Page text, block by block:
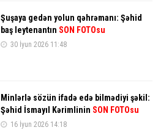
Şuşaya gedən yolun qəhrəmanı: Şəhid
baş leytenantın SON FOTOsu
30 İyun 2026 11:48
Minlərlə sözün ifadə edə bilmədiyi şəkil:
Şəhid İsmayıl Kərimlinin SON FOTOsu
16 İyun 2026 14:18